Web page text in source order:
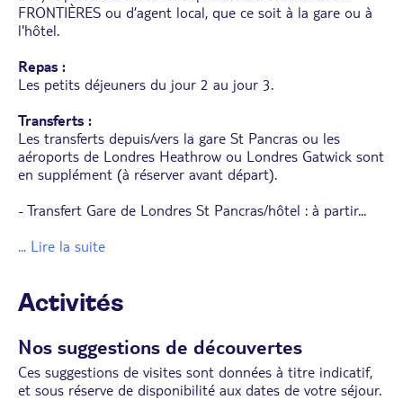
FRONTIÈRES ou d’agent local, que ce soit à la gare ou à
l'hôtel.
Repas :
Les petits déjeuners du jour 2 au jour 3.
Transferts :
Les transferts depuis/vers la gare St Pancras ou les
aéroports de Londres Heathrow ou Londres Gatwick sont
en supplément (à réserver avant départ).
- Transfert Gare de Londres St Pancras/hôtel : à partir...
... Lire la suite
Activités
Nos suggestions de découvertes
Ces suggestions de visites sont données à titre indicatif,
et sous réserve de disponibilité aux dates de votre séjour.